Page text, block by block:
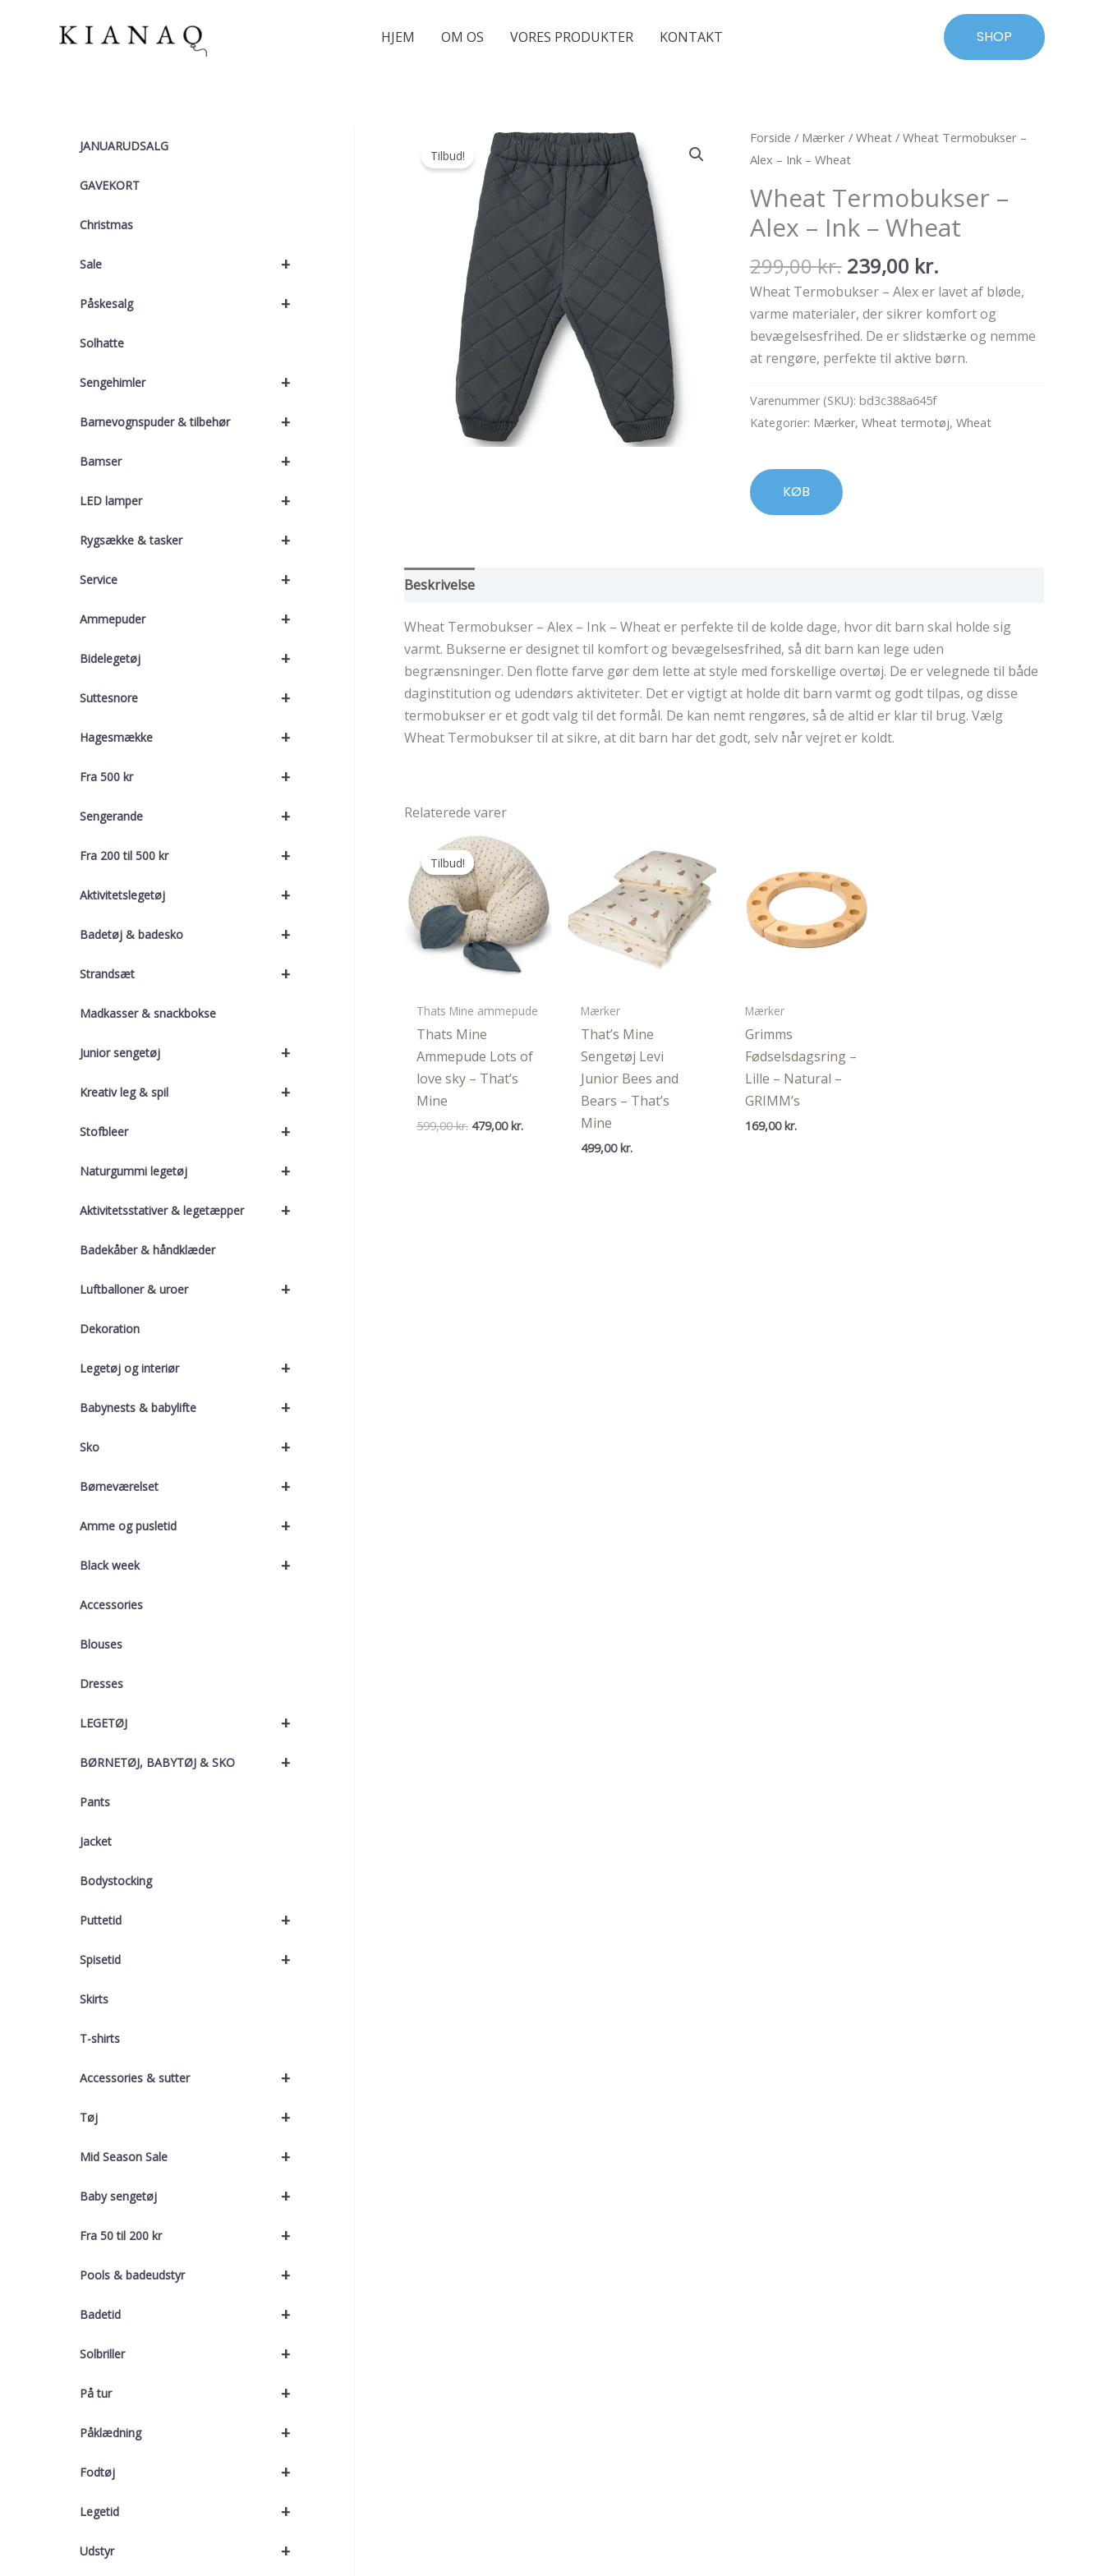
HJEM OM OS VORES PRODUKTER KONTAKT SHOP
JANUARUDSALG
GAVEKORT
Christmas
+
Sale
+
Påskesalg
Solhatte
+
Sengehimler
+
Barnevognspuder & tilbehør
+
Bamser
+
LED lamper
+
Rygsække & tasker
+
Service
+
Ammepuder
+
Bidelegetøj
+
Suttesnore
+
Hagesmække
+
Fra 500 kr
+
Sengerande
+
Fra 200 til 500 kr
+
Aktivitetslegetøj
+
Badetøj & badesko
+
Strandsæt
Madkasser & snackbokse
+
Junior sengetøj
+
Kreativ leg & spil
+
Stofbleer
+
Naturgummi legetøj
+
Aktivitetsstativer & legetæpper
Badekåber & håndklæder
+
Luftballoner & uroer
Dekoration
+
Legetøj og interiør
+
Babynests & babylifte
+
Sko
+
Børneværelset
+
Amme og pusletid
+
Black week
Accessories
Blouses
Dresses
+
LEGETØJ
+
BØRNETØJ, BABYTØJ & SKO
Pants
Jacket
Bodystocking
+
Puttetid
+
Spisetid
Skirts
T-shirts
+
Accessories & sutter
+
Tøj
+
Mid Season Sale
+
Baby sengetøj
+
Fra 50 til 200 kr
+
Pools & badeudstyr
+
Badetid
+
Solbriller
+
På tur
+
Påklædning
+
Fodtøj
+
Legetid
+
Udstyr
Tilbud!
Forside / Mærker/ Wheat/ Wheat Termobukser –
Alex – Ink – Wheat
Wheat Termobukser –
Alex – Ink – Wheat
299,00kr. Den
oprindelige
pris
var:
299,00 kr..
239,00 kr.Den
aktuelle
pris
er:
239,00 kr..
Wheat Termobukser – Alex er lavet af bløde,
varme materialer, der sikrer komfort og
bevægelsesfrihed. De er slidstærke og nemme
at rengøre, perfekte til aktive børn.
Varenummer (SKU): bd3c388a645f
Kategorier: Mærker, Wheat termotøj, Wheat
KØB
Beskrivelse
Wheat Termobukser – Alex – Ink – Wheat er perfekte til de kolde dage, hvor dit barn skal holde sig
varmt. Bukserne er designet til komfort og bevægelsesfrihed, så dit barn kan lege uden
begrænsninger. Den flotte farve gør dem lette at style med forskellige overtøj. De er velegnede til både
daginstitution og udendørs aktiviteter. Det er vigtigt at holde dit barn varmt og godt tilpas, og disse
termobukser er et godt valg til det formål. De kan nemt rengøres, så de altid er klar til brug. Vælg
Wheat Termobukser til at sikre, at dit barn har det godt, selv når vejret er koldt.
Relaterede varer
Tilbud!
Tilbud!
Thats Mine ammepude
Thats Mine
Ammepude Lots of
love sky – That’s
Mine
599,00kr. Den
479,00kr.
Mærker
That’s Mine
Sengetøj Levi
Junior Bees and
Bears – That’s
Mine
499,00kr.
Mærker
Grimms
Fødselsdagsring –
Lille – Natural –
GRIMM’s
169,00kr.